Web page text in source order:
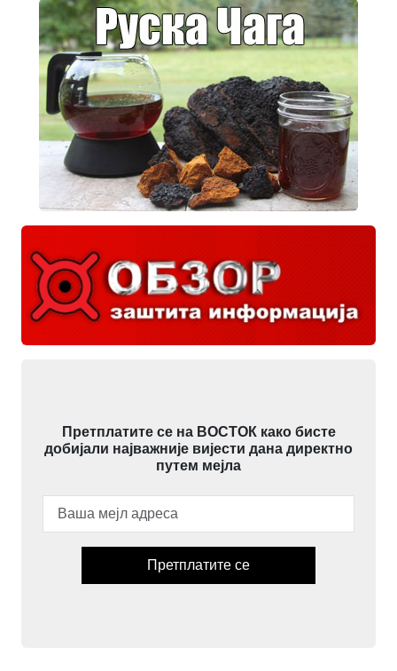
Претплатите се на ВОСТОК како бисте
добијали најважније вијести дана директно
путем мејла
Претплатите се